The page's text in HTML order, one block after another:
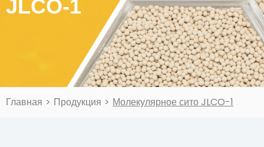
JLCO-1
Главная > Продукция > Молекулярное сито JLCO-1